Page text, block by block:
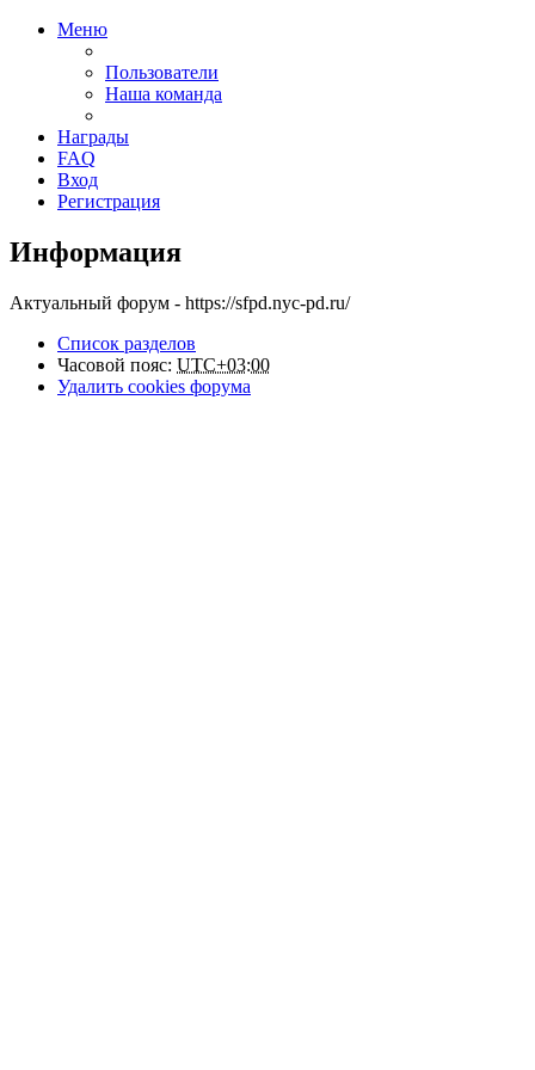
Меню
Пользователи
Наша команда
Награды
FAQ
Вход
Регистрация
Информация
Актуальный форум - https://sfpd.nyc-pd.ru/
Список разделов
Часовой пояс: UTC+03:00
Удалить cookies форума